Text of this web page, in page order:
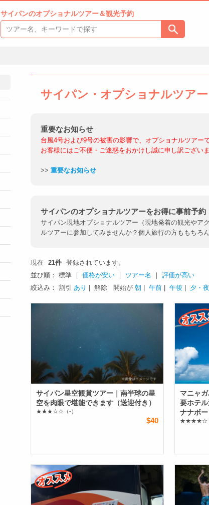
サイパンのオプショナルツアー＆観光予約
サイパン・オプショナルツアー
重要なお知らせ
台風4号および9号の被害の影響で、オプショナルツアー
お客様にはご不便・ご迷惑をおかけし誠に申し訳ござい
>> 重要なお知らせ
サイパンのオプショナルツアーをお得に事前予約
サイパン現地オプショナルツアー（現地発着の観光やア
ルツアーに参加してみませんか？個人旅行の方ももちろ
現在 21件 登録されています。
並び順： 標準 ｜ 価格が安い ｜ ツアー名 ｜ 評価が高い
絞込み： 割引 あり | 解除 開始が 朝 午前 午後 夕・夜
サイパン星空観賞ツアー｜南半球の星
空を肉眼で堪能できます（送迎付き）
★★★☆☆ （-）
$40
マニャ
要ホテ
ナナボ
★★★★☆